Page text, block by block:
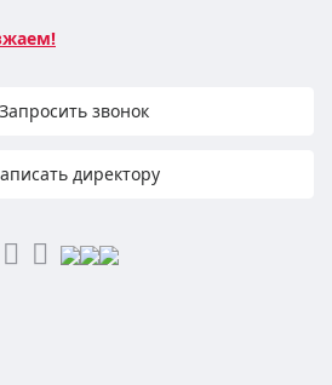
Запросить звонок
директору